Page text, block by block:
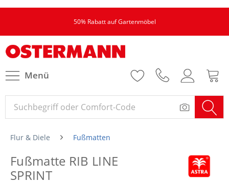
50% Rabatt auf Gartenmöbel
Menü
Flur & Diele Fußmatten
Fußmatte RIB LINE
SPRINT